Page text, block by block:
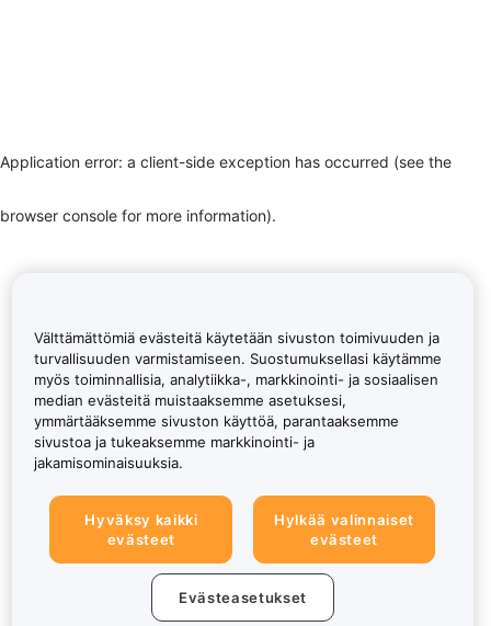
Application error: a client-side exception has occurred (see the
browser console for more information).
Välttämättömiä evästeitä käytetään sivuston toimivuuden ja
turvallisuuden varmistamiseen. Suostumuksellasi käytämme
myös toiminnallisia, analytiikka-, markkinointi- ja sosiaalisen
median evästeitä muistaaksemme asetuksesi,
ymmärtääksemme sivuston käyttöä, parantaaksemme
sivustoa ja tukeaksemme markkinointi- ja
jakamisominaisuuksia.
Hyväksy kaikki
evästeet
Hylkää valinnaiset
evästeet
Evästeasetukset